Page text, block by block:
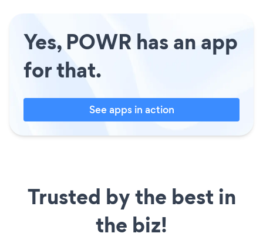
Yes, POWR has an app
for that.
See apps in action
Trusted by the best in
the biz!